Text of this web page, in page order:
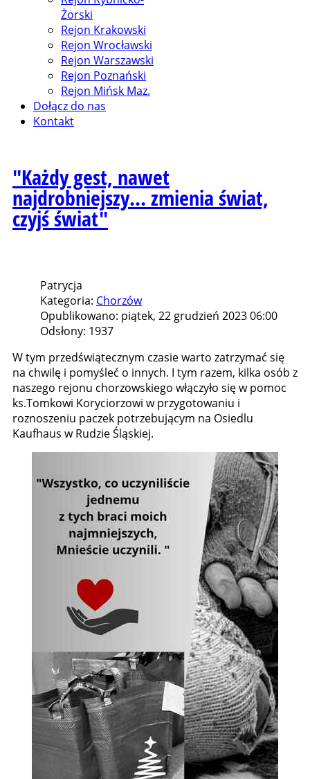
Żorski
Rejon Krakowski
Rejon Wrocławski
Rejon Warszawski
Rejon Poznański
Rejon Mińsk Maz.
Dołącz do nas
Kontakt
"Każdy gest, nawet
najdrobniejszy... zmienia świat,
czyjś świat"
Patrycja
Kategoria: Chorzów
Opublikowano: piątek, 22 grudzień 2023 06:00
Odsłony: 1937
W tym przedświątecznym czasie warto zatrzymać się
na chwilę i pomyśleć o innych. I tym razem, kilka osób z
naszego rejonu chorzowskiego włączyło się w pomoc
ks.Tomkowi Koryciorzowi w przygotowaniu i
roznoszeniu paczek potrzebującym na Osiedlu
Kaufhaus w Rudzie Śląskiej.